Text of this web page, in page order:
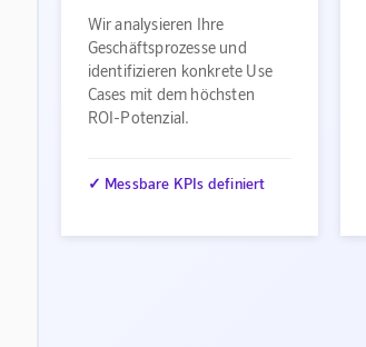
Wir analysieren Ihre
Geschäftsprozesse und
identifizieren konkrete Use
Cases mit dem höchsten
ROI-Potenzial.
✓ Messbare KPIs definiert